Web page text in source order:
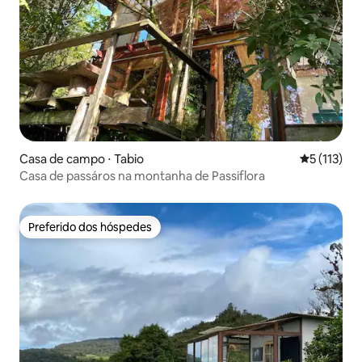
Casa de campo ⋅ Tabio 5 de uma
5 (113)
Casa de passáros na montanha de Passiflora
Preferido dos hóspedes
Preferido dos hóspedes